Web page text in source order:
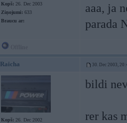
Kopš: 26. Dec 2003
Ziņojumi: 633
Braucu ar:
aaa, ja
parada
Raicha 30. Dec 2003,
Kopš: 26. Dec 2002
bildi
rer kas